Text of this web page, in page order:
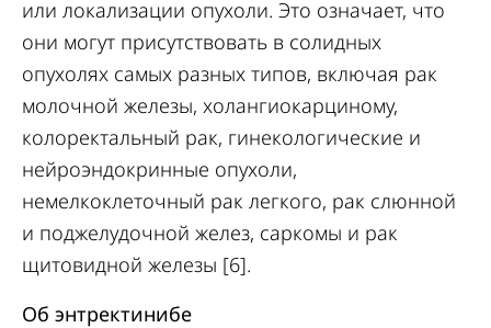
или локализации опухоли. Это означает, что
они могут присутствовать в солидных
опухолях самых разных типов, включая рак
молочной железы, холангиокарциному,
колоректальный рак, гинекологические и
нейроэндокринные опухоли,
немелкоклеточный рак легкого, рак слюнной
и поджелудочной желез, саркомы и рак
щитовидной железы [6].
Об энтректинибе